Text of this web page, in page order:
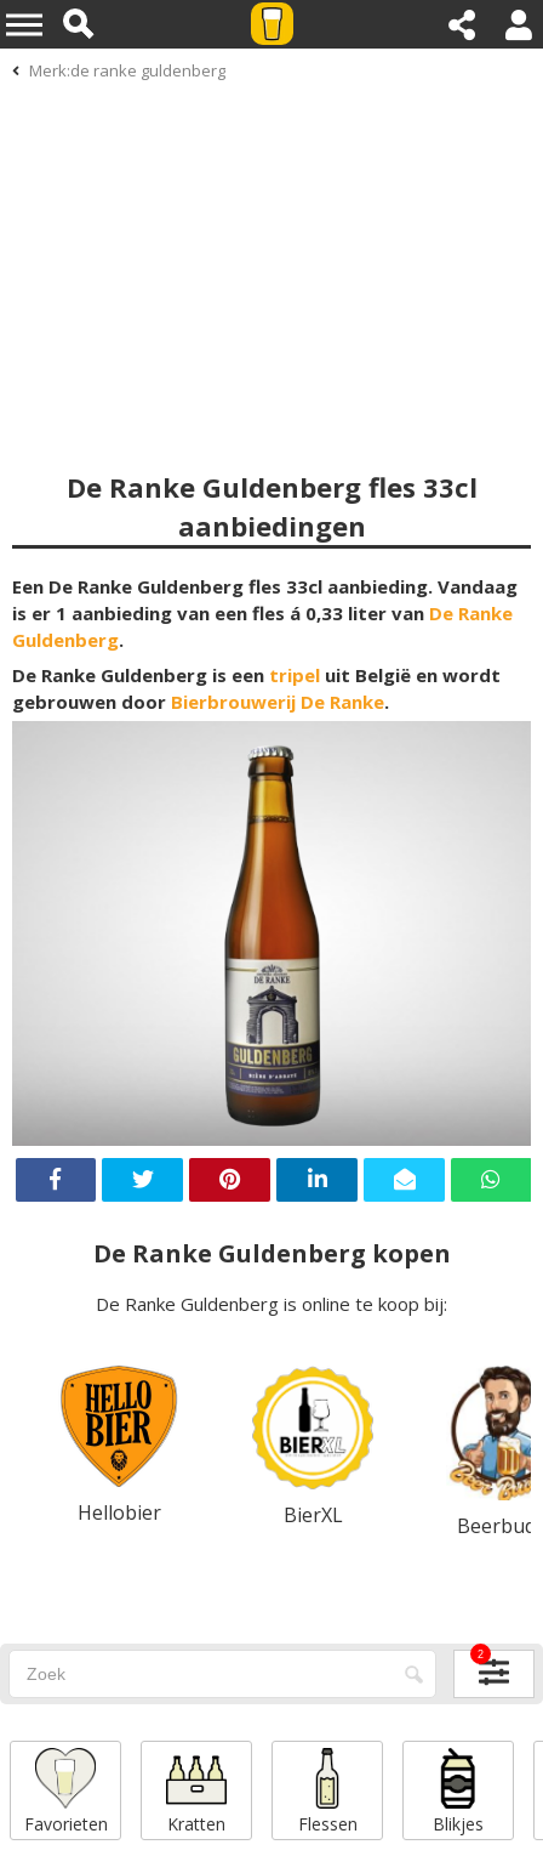
Merk:de ranke guldenberg
De Ranke Guldenberg fles 33cl
aanbiedingen
Een De Ranke Guldenberg fles 33cl aanbieding. Vandaag
is er 1 aanbieding van een fles á 0,33 liter van De Ranke
Guldenberg.
De Ranke Guldenberg is een tripel uit België en wordt
gebrouwen door Bierbrouwerij De Ranke.
De Ranke Guldenberg kopen
De Ranke Guldenberg is online te koop bij:
Hellobier BierXL
2
Favorieten Kratten Flessen Blikjes